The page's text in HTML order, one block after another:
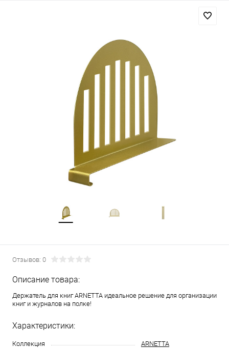
Отзывов: 0
Описание товара:
Держатель для книг ARNETTA идеальное решение для организации
книг и журналов на полке!
Характеристики:
Коллекция
ARNETTA